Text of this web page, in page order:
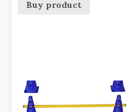
Buy product